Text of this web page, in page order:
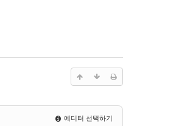
에디터 선택하기